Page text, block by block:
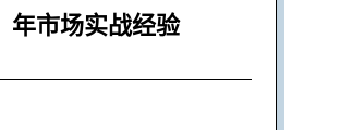
年市场实战经验